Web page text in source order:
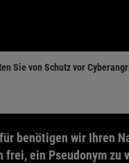
Sie von Schutz vor
benötigen wir Ihren
ein Pseudonym